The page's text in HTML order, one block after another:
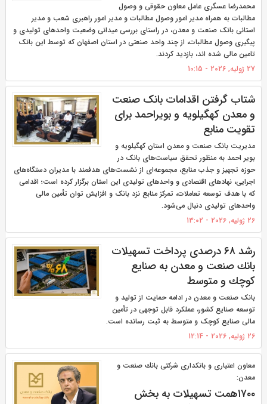
محمدرضا عسگری عامل معاون حقوقی و وصول
مطالبات به همراه مدیر امور وصول مطالبات و مدیر امور راهبری شعب و مدیر
استانی بانک صنعت و معدن، در راستای بررسی میدانی وضعیت واحدهای تولیدی و
پیگیری وصول مطالبات، از چند واحد صنعتی در استان اصفهان که توسط این بانک
تامین مالی شده اند، بازدید کردند.
27 ژولیه, 2026 - 10:15
شتاب گرفتن اقدامات بانک صنعت
و معدن کهگیلویه و بویراحمد برای
تقویت منابع
مدیریت بانک صنعت و معدن استان کهگیلویه و
بویر احمد به منظور تحقق سیاست‌های بانک در
حوزه تجهیز و جذب منابع، مجموعه‌ای از نشست‌های هدفمند با مدیران دستگاه‌های
اجرایی، نهادهای اقتصادی و واحدهای تولیدی این استان برگزار کرده است؛ اقدامی
که با هدف توسعه تعاملات، تمرکز منابع نزد بانک و افزایش توان تأمین مالی
واحدهای تولیدی دنبال می‌شود.
26 ژولیه, 2026 - 13:02
رشد ۶۸ درصدی پرداخت تسهیلات
بانك صنعت و معدن به صنایع
كوچك و متوسط
بانک صنعت و معدن در ادامه حمایت از تولید و
توسعه صنایع کشور، عملکرد قابل توجهی در تأمین
مالی صنایع کوچک و متوسط به ثبت رسانده است.
26 ژولیه, 2026 - 12:14
معاون اعتباری و بانكداری شركتی بانك صنعت و
معدن:
۱۷۰۰همت تسهیلات به بخش